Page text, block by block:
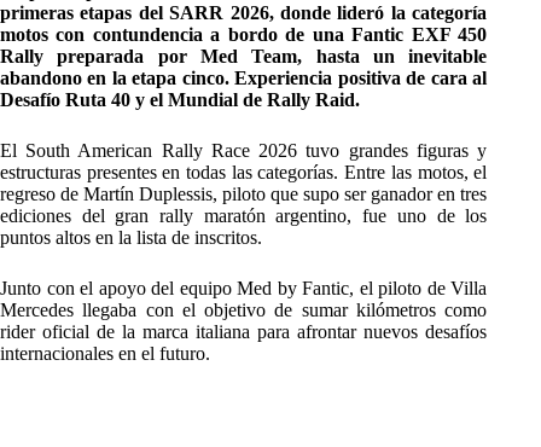
primeras etapas del SARR 2026, donde lideró la categoría
motos con contundencia a bordo de una Fantic EXF 450
Rally preparada por Med Team, hasta un inevitable
abandono en la etapa cinco. Experiencia positiva de cara al
Desafío Ruta 40 y el Mundial de Rally Raid.
El South American Rally Race 2026 tuvo grandes figuras y
estructuras presentes en todas las categorías. Entre las motos, el
regreso de Martín Duplessis, piloto que supo ser ganador en tres
ediciones del gran rally maratón argentino, fue uno de los
puntos altos en la lista de inscritos.
Junto con el apoyo del equipo Med by Fantic, el piloto de Villa
Mercedes llegaba con el objetivo de sumar kilómetros como
rider oficial de la marca italiana para afrontar nuevos desafíos
internacionales en el futuro.